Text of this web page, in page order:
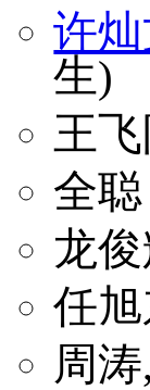
许
生)
王
全
龙
任
周